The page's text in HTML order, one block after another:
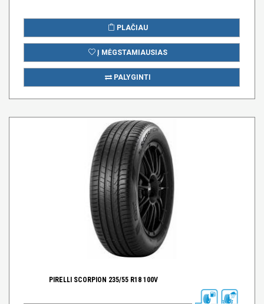
PLAČIAU
Į MĖGSTAMIAUSIAS
PALYGINTI
PIRELLI SCORPION 235/55 R18 100V